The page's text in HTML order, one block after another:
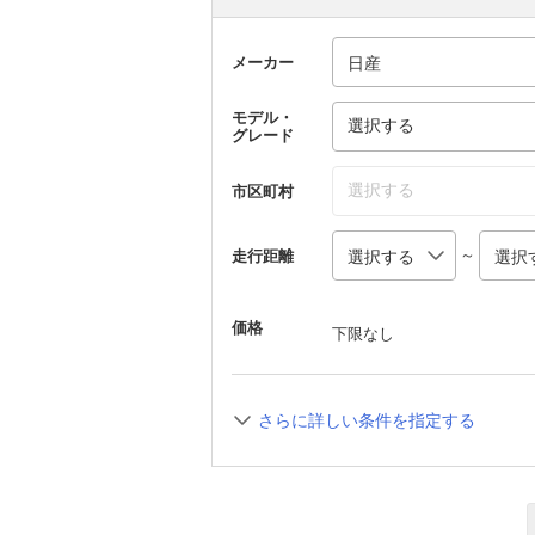
メーカー
モデル・
グレード
選択する
市区町村 選択する
走行距離 ～
価格 下限なし
さらに詳しい条件を指定する